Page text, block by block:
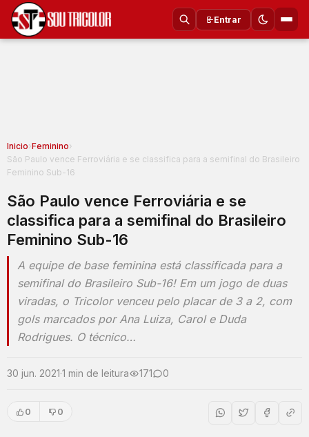
Entrar
Inicio›Feminino›
São Paulo vence Ferroviária e se classifica para a semifinal do Brasileiro
Feminino Sub-16
São Paulo vence Ferroviária e se
classifica para a semifinal do Brasileiro
Feminino Sub-16
A equipe de base feminina está classificada para a
semifinal do Brasileiro Sub-16! Em um jogo de duas
viradas, o Tricolor venceu pelo placar de 3 a 2, com
gols marcados por Ana Luiza, Carol e Duda
Rodrigues. O técnico…
30 jun. 2021·1 min de leitura 171 0
0 0